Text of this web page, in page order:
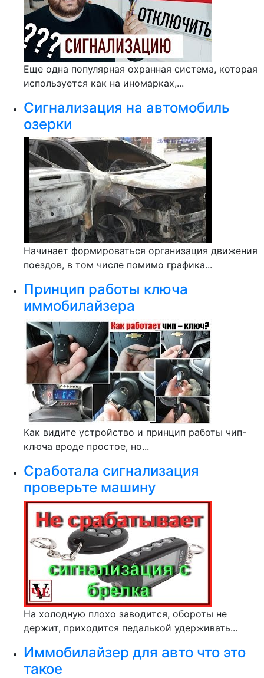
Еще одна популярная охранная система, которая
используется как на иномарках,...
Сигнализация на автомобиль
озерки
Начинает формироваться организация движения
поездов, в том числе помимо графика...
Принцип работы ключа
иммобилайзера
Как видите устройство и принцип работы чип-
ключа вроде простое, но...
Сработала сигнализация
проверьте машину
На холодную плохо заводится, обороты не
держит, приходится педалькой удерживать...
Иммобилайзер для авто что это
такое